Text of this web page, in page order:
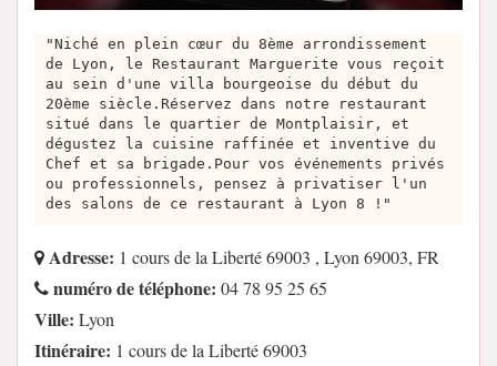
"Niché en plein cœur du 8ème arrondissement
de Lyon, le Restaurant Marguerite vous reçoit
au sein d'une villa bourgeoise du début du
20ème siècle.Réservez dans notre restaurant
situé dans le quartier de Montplaisir, et
dégustez la cuisine raffinée et inventive du
Chef et sa brigade.Pour vos événements privés
ou professionnels, pensez à privatiser l'un
des salons de ce restaurant à Lyon 8 !"
Adresse: 1 cours de la Liberté 69003 , Lyon 69003, FR
numéro de téléphone: 04 78 95 25 65
Ville: Lyon
Itinéraire: 1 cours de la Liberté 69003